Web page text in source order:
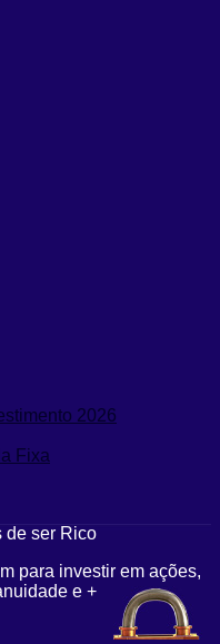
2026
Fixa
de ser Rico
para investir em ações,
e +